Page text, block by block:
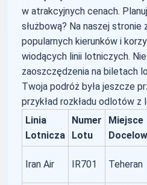
w atrakcyjnych cenach.
służbową? Na naszej stronie
popularnych kierunków i
wiodących linii lotniczych.
zaoszczędzenia na biletach
Twoja podróż była jeszcze
przykład rozkładu odlotów z
Linia
Lotnicza
Numer
Lotu
Miejsce
Iran Air IR701 Teheran